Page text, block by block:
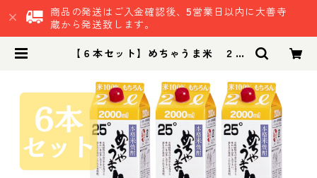
商品の発送はご入金確認後、5営業日以内に大善寺
蔵から発送致します。
【６本セット】めちゃうま米 ２５
| 鷹正宗株式会社